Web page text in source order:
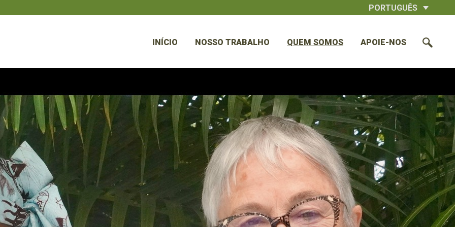
PORTUGUÊS
INÍCIO NOSSO TRABALHO QUEM SOMOS APOIE-NOS